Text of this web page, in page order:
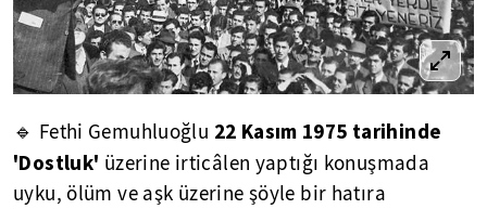
🔹 Fethi Gemuhluoğlu 22 Kasım 1975 tarihinde
'Dostluk' üzerine irticâlen yaptığı konuşmada
uyku, ölüm ve aşk üzerine şöyle bir hatıra